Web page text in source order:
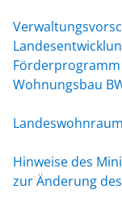
Förderprogramm
Wohnungsbau
Hinweise des
zur Änderung des